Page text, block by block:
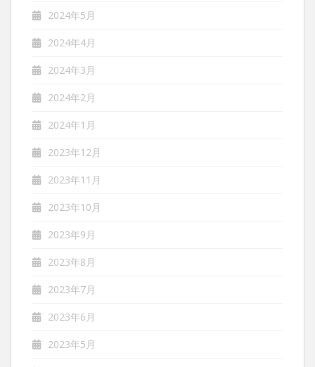
2024年5月
2024年4月
2024年3月
2024年2月
2024年1月
2023年12月
2023年11月
2023年10月
2023年9月
2023年8月
2023年7月
2023年6月
2023年5月